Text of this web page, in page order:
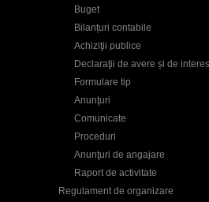
Buget
Bilanțuri contabile
Achiziţii publice
Declaraţii de avere și de
Formulare tip
Anunţuri
Comunicate
Proceduri
Anunţuri de angajare
Raport de activitate
Regulament de organizare